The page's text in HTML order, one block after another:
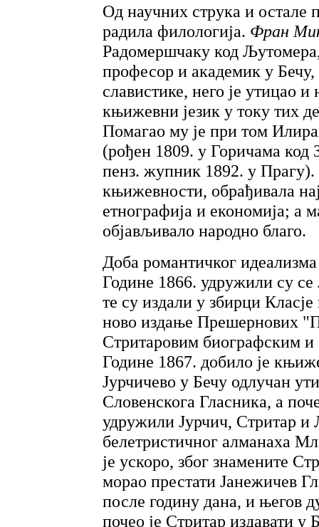
Од научних струка и остале
радила филологија. Фран
Радомершчаку код
професор и академик у
славистике, него је утицао
књижевни језик у току тих
Помагао му је при том
(рођен 1809. у Горичама
пенз. жупник 1892. у
књижевности, обрађивала
етнографија и економија; а
објављивало народно благо.
Доба романтичког
Године 1866. удружили су се
те су издали у збирци
ново издање Прешернових
Стритаровим биографским и
Године 1867. добило је
Јурчичево у Бечу одлучан
Словенскога Гласника, а
удружили Јурчич, Стритар и
белетристичног алманаха
је ускоро, због знамените
морао престати Јанежичев
после годину дана, и његов
почео је Стритар издавати